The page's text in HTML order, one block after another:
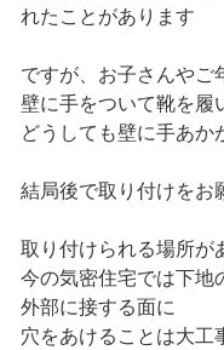
れたことがあります
ですが、お子さんやご
壁に手をついて靴を履
どうしても壁に手あか
結局後で取り付けをお
取り付けられる場所が
今の気密住宅では下地
外部に接する面に
穴をあけることは大工